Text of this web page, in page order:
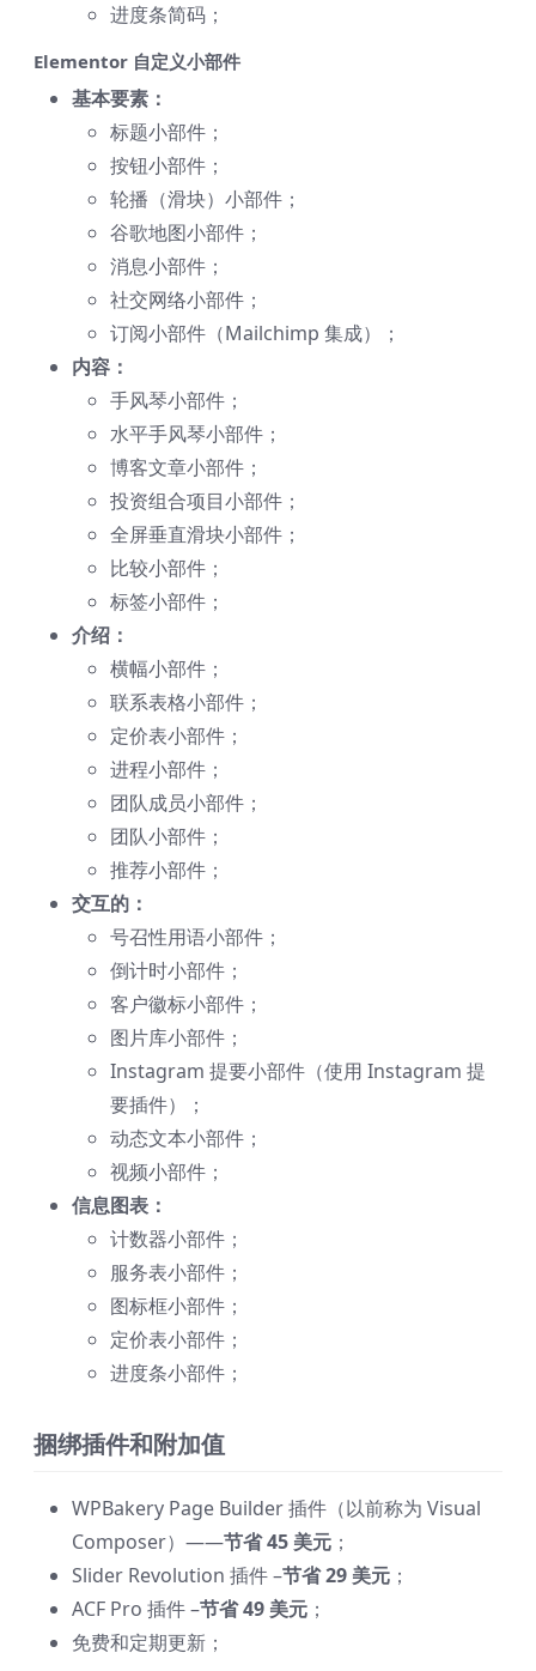
进度条简码；
Elementor 自定义小部件
基本要素：
标题小部件；
按钮小部件；
轮播（滑块）小部件；
谷歌地图小部件；
消息小部件；
社交网络小部件；
订阅小部件（Mailchimp 集成）；
内容：
手风琴小部件；
水平手风琴小部件；
博客文章小部件；
投资组合项目小部件；
全屏垂直滑块小部件；
比较小部件；
标签小部件；
介绍：
横幅小部件；
联系表格小部件；
定价表小部件；
进程小部件；
团队成员小部件；
团队小部件；
推荐小部件；
交互的：
号召性用语小部件；
倒计时小部件；
客户徽标小部件；
图片库小部件；
Instagram 提要小部件（使用 Instagram 提
要插件）；
动态文本小部件；
视频小部件；
信息图表：
计数器小部件；
服务表小部件；
图标框小部件；
定价表小部件；
进度条小部件；
捆绑插件和附加值
WPBakery Page Builder 插件（以前称为 Visual
Composer）——节省 45 美元 ；
Slider Revolution 插件 –节省 29 美元 ；
ACF Pro 插件 –节省 49 美元 ；
免费和定期更新；